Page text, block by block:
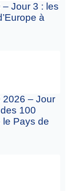
– Jour 3 : les
à
2026 – Jour
100
le Pays de